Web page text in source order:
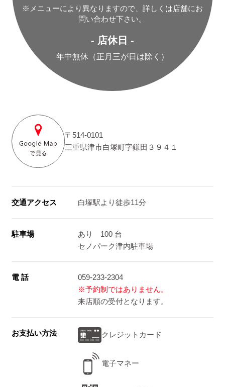
※メニューにより異なりますので、詳しくは店舗にお
問い合わせ下さい。
- 店休日 -
年中無休（正月三が日は除く）
〒514-0101
三重県津市白塚町字鎌田３９４１
交通アクセス 白塚駅より徒歩11分
駐車場
あり 100 台
セノパーク津内駐車場
電 話
059-233-2304
※予約制ではありません。
来店順の受付となります。
お支払い方法 クレジットカード
電子マネー